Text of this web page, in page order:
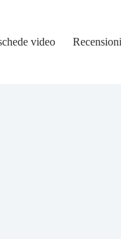
video Recensioni